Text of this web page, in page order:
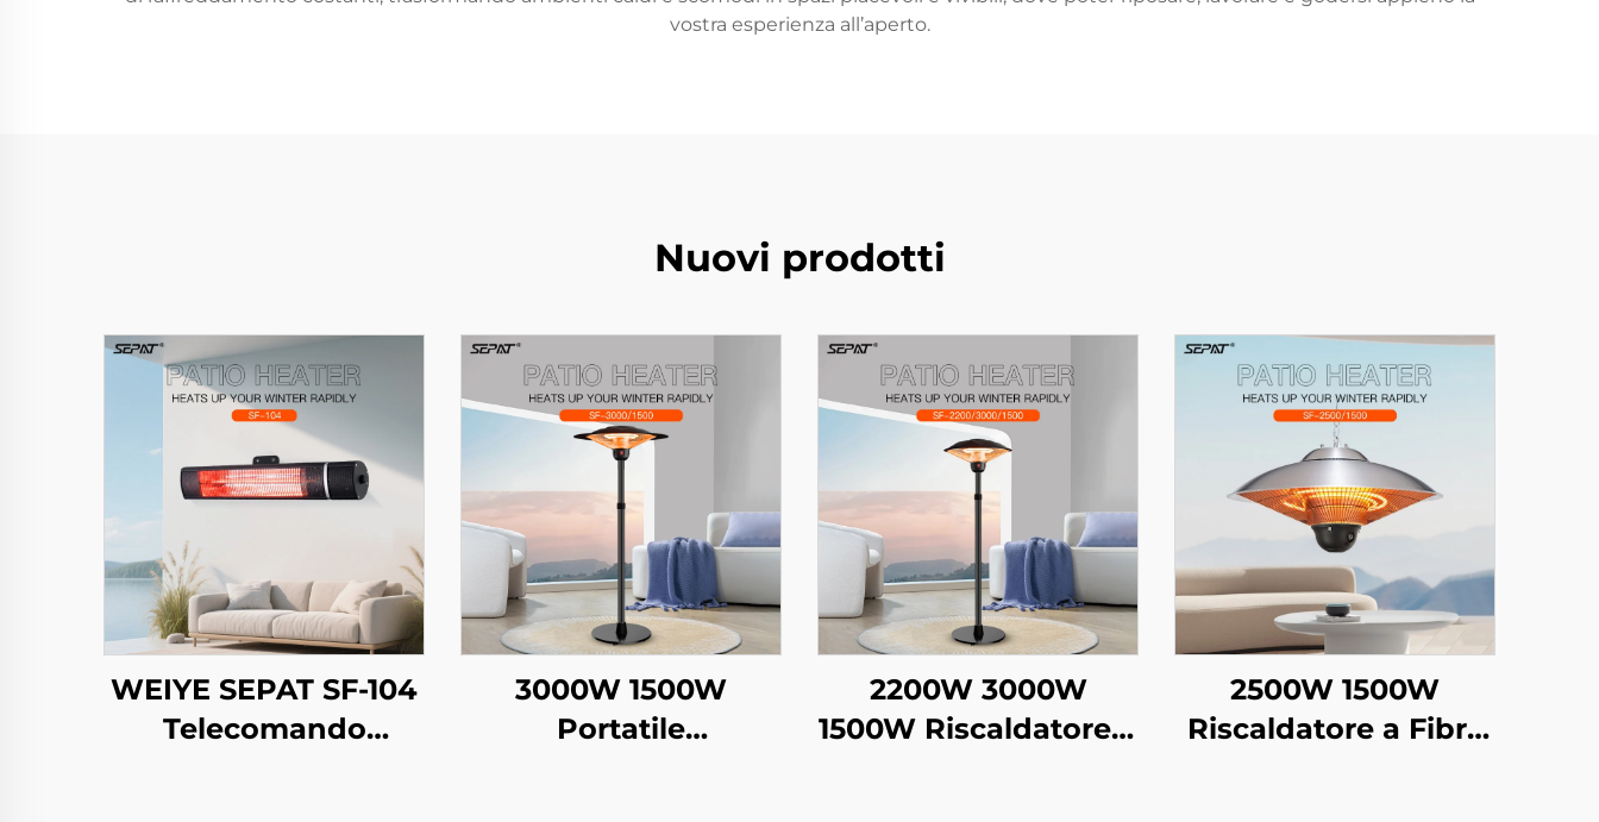
vostra esperienza all’aperto.
Nuovi prodotti
WEIYE SEPAT SF-104
Telecomando
3000W 1500W
Portatile
2200W 3000W
1500W Riscaldatore a
2500W 1500W
Riscaldatore a Fibra